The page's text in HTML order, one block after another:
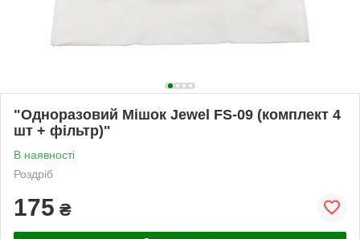
"Одноразовий Мішок Jewel FS-09 (комплект 4
шт + фільтр)"
В наявності
Роздріб
175 ₴